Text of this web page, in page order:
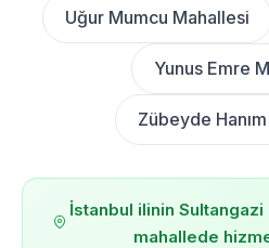
Uğur Mumcu Mahallesi
Yunus Emre
Zübeyde
İstanbul ilinin
mahallede